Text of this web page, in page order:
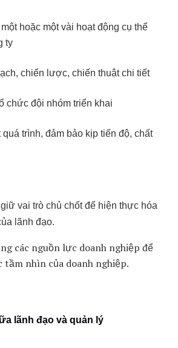
hoặc một vài hoạt động cụ thể
ty
chiến lược, chiến thuật chi tiết
chức đội nhóm triển khai
quá trình, đảm bảo kịp tiến độ, chất
vai trò chủ chốt để hiện thực hóa
lãnh đạo.
các nguồn lực doanh nghiệp để
tầm nhìn của doanh nghiệp.
lãnh đạo và quản lý